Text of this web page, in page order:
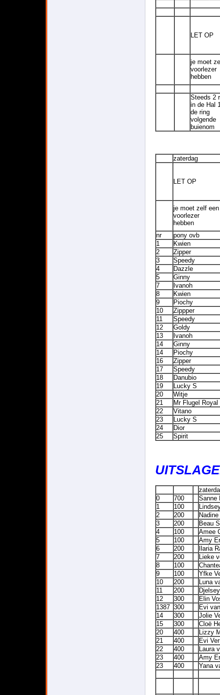
LET OP
je moet
voorlezer
hebben
Steeds 2
in de Hal
de ring
volgende
buienom
zaterdag
LET OP
je moet zelf een
voorlezer
hebben
nr
pony ovb
1
Kwien
2
Zipper
3
Speedy
4
Dazzle
5
Ginny
7
Ivanoh
8
Kwien
9
Piochy
10
Zippper
11
Speedy
12
Goldy
13
Ivanoh
14
Ginny
14
Piochy
16
Zipper
17
Speedy
18
Danubio
19
Lucky S
20
Witje
21
Mr Flugel Royal
22
Vitano
23
Lucky S
24
Dior
25
Spirit
0
700
Sanne
1
100
2
200
3
200
Beau
4
100
Amee
5
100
Amy
6
200
Ilaria
7
200
Lieke
8
100
9
100
Yfke
10
200
Luna
11
200
12
300
Elin
1387 300
Evi
14
300
Jolie
15
300
Cloë
20
400
Lizzy
21
400
Evi
22
400
Laura
23
400
Amy
23
400 Yana